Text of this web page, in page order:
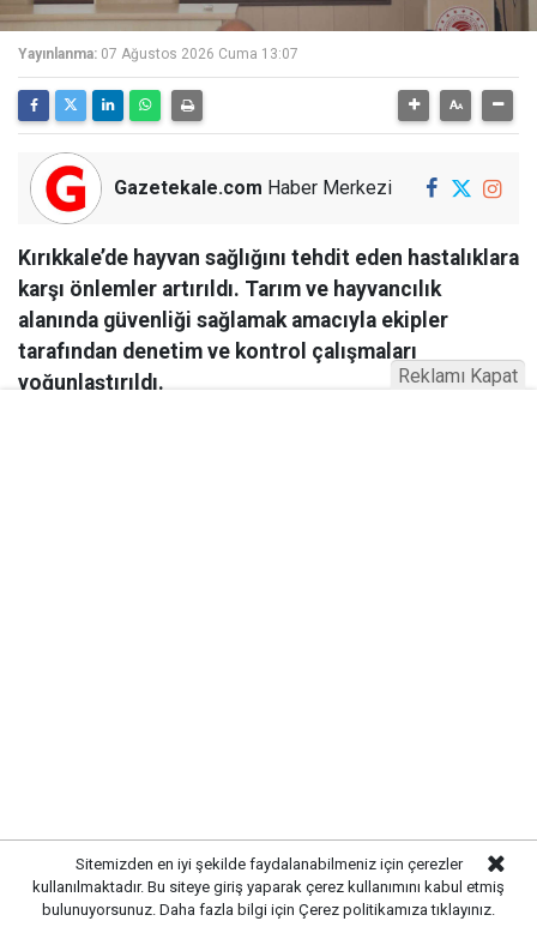
Yayınlanma: 07 Ağustos 2026 Cuma 13:07
Gazetekale.com Haber Merkezi
Kırıkkale’de hayvan sağlığını tehdit eden hastalıklara
karşı önlemler artırıldı. Tarım ve hayvancılık
alanında güvenliği sağlamak amacıyla ekipler
tarafından denetim ve kontrol çalışmaları
yoğunlaştırıldı.
Sitemizden en iyi şekilde faydalanabilmeniz için çerezler
kullanılmaktadır. Bu siteye giriş yaparak çerez kullanımını kabul etmiş
bulunuyorsunuz. Daha fazla bilgi için Çerez politikamıza tıklayınız.
Reklamı Kapat